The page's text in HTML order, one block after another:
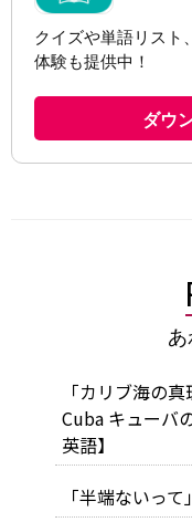
「カリブ海の
Cuba キューバ
英語】
「半端ないっ